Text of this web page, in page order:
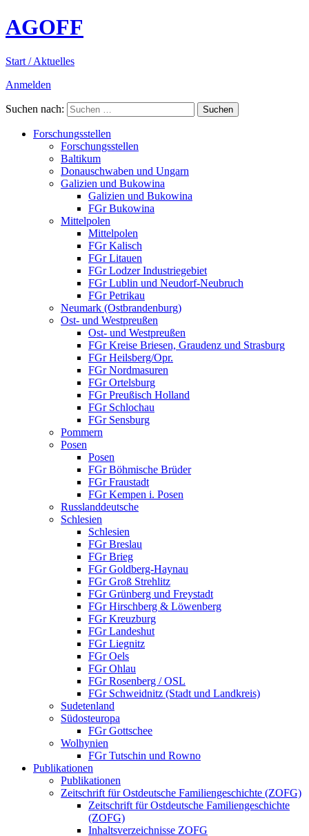
AGOFF
Start / Aktuelles
Anmelden
Suchen nach:
Forschungsstellen
Forschungsstellen
Baltikum
Donauschwaben und Ungarn
Galizien und Bukowina
Galizien und Bukowina
FGr Bukowina
Mittelpolen
Mittelpolen
FGr Kalisch
FGr Litauen
FGr Lodzer Industriegebiet
FGr Lublin und Neudorf-Neubruch
FGr Petrikau
Neumark (Ostbrandenburg)
Ost- und Westpreußen
Ost- und Westpreußen
FGr Kreise Briesen, Graudenz und Strasburg
FGr Heilsberg/Opr.
FGr Nordmasuren
FGr Ortelsburg
FGr Preußisch Holland
FGr Schlochau
FGr Sensburg
Pommern
Posen
Posen
FGr Böhmische Brüder
FGr Fraustadt
FGr Kempen i. Posen
Russlanddeutsche
Schlesien
Schlesien
FGr Breslau
FGr Brieg
FGr Goldberg-Haynau
FGr Groß Strehlitz
FGr Grünberg und Freystadt
FGr Hirschberg & Löwenberg
FGr Kreuzburg
FGr Landeshut
FGr Liegnitz
FGr Oels
FGr Ohlau
FGr Rosenberg / OSL
FGr Schweidnitz (Stadt und Landkreis)
Sudetenland
Südosteuropa
FGr Gottschee
Wolhynien
FGr Tutschin und Rowno
Publikationen
Publikationen
Zeitschrift für Ostdeutsche Familiengeschichte (ZOFG)
Zeitschrift für Ostdeutsche Familiengeschichte
(ZOFG)
Inhaltsverzeichnisse ZOFG